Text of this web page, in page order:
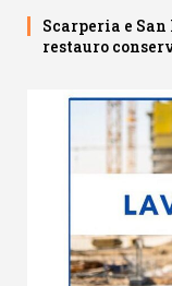
Scarperia e
restauro